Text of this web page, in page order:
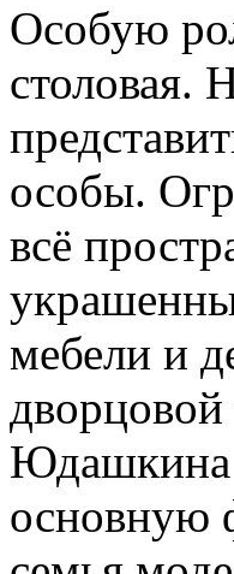
Особую
столовая.
особы.
всё
мебели и
Юдашкина
основную